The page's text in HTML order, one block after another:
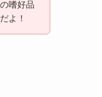
嗜好品
よ！